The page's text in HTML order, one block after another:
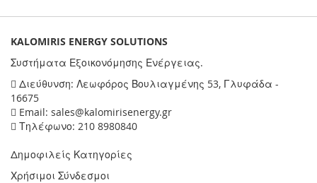
KALOMIRIS ENERGY SOLUTIONS
Συστήματα Εξοικονόμησης Ενέργειας.
Διεύθυνση: Λεωφόρος Βουλιαγμένης 53, Γλυφάδα -
16675
Email: sales@kalomirisenergy.gr
Τηλέφωνο: 210 8980840
Δημοφιλείς Κατηγορίες
Χρήσιμοι Σύνδεσμοι